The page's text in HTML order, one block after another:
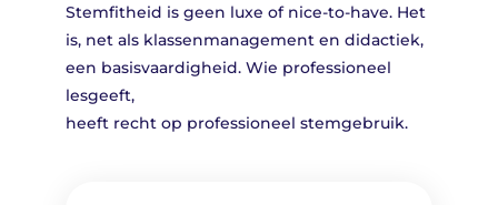
Stemfitheid is geen luxe of nice-to-have. Het
is, net als klassenmanagement en didactiek,
een basisvaardigheid. Wie professioneel
lesgeeft,
heeft recht op professioneel stemgebruik.